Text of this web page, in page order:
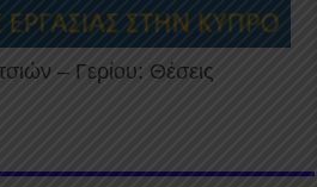
– Γερίου: Θέσεις